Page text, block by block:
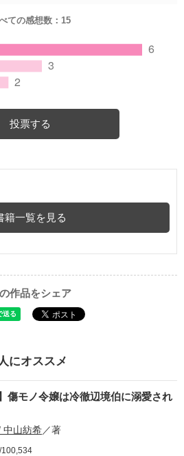
ての感想数： 15
投票する
籍一覧を見る
作品をシェア
にオススメ
傷モノ令嬢は冷徹辺境伯に溺愛され
中山紡希／著
100,534